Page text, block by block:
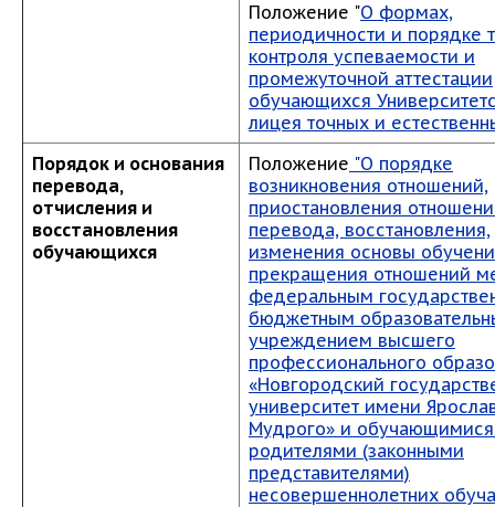
Положение "О формах,
периодичности и порядке
контроля успеваемости и
промежуточной аттестации
обучающихся
лицея точных и
Порядок и основания
перевода,
отчисления и
восстановления
обучающихся
Положение "О порядке
возникновения отношений,
приостановления
перевода, восстановления,
изменения основы
прекращения отношений
федеральным
бюджетным
учреждением высшего
профессионального
«Новгородский
университет имени
Мудрого» и
родителями (законными
представителями)
несовершеннолетних